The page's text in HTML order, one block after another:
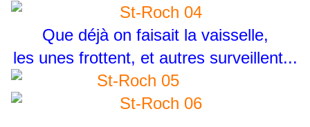
Que déjà on faisait la vaisselle,
les unes frottent, et autres surveillent...